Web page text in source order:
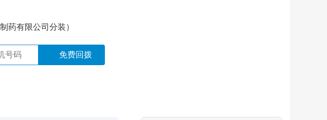
药有限公司分装）
免费回拨